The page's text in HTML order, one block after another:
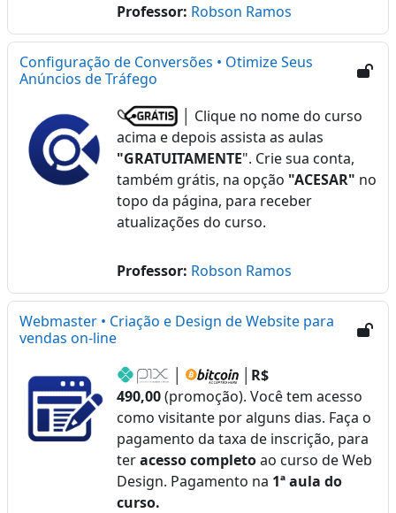
Professor: Robson Ramos
Configuração de Conversões • Otimize Seus
Anúncios de Tráfego
│ Clique no nome do curso
acima e depois assista as aulas
"GRATUITAMENTE". Crie sua conta,
também grátis, na opção "ACESAR" no
topo da página, para receber
atualizações do curso.
Professor: Robson Ramos
Webmaster • Criação e Design de Website para
vendas on-line
R$
490,00(promoção). Você tem acesso
como visitante por alguns dias. Faça o
pagamento da taxa de inscrição, para
teracesso completoao curso de Web
Design. Pagamento na 1ª aula do
curso.